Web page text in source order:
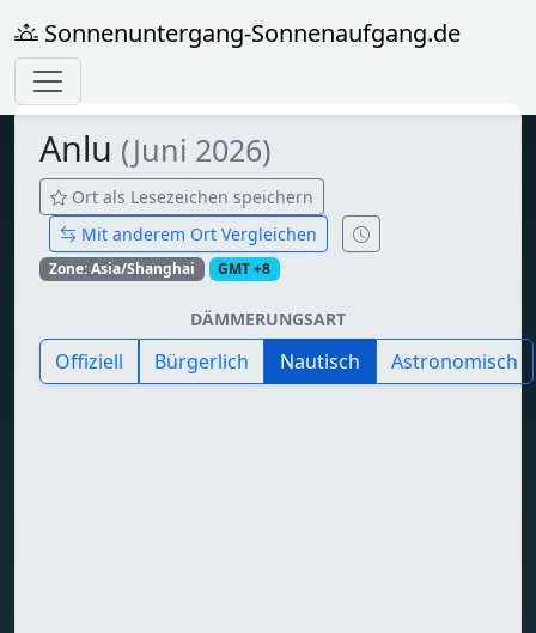
Sonnenuntergang-Sonnenaufgang.de
Anlu (Juni 2026)
Ort als Lesezeichen speichern
Mit anderem Ort Vergleichen
Zone: Asia/Shanghai GMT +8
DÄMMERUNGSART
Offiziell Bürgerlich Nautisch Astronomisch